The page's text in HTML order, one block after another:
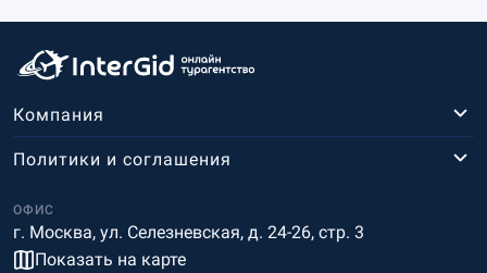
Компания
ОФИС
г. Москва, ул. Селезневская, д. 24-26, стр. 3
Показать на карте
Политики и соглашения